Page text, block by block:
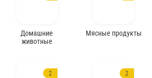
Домашние
животные
Мясные продукты
2 2